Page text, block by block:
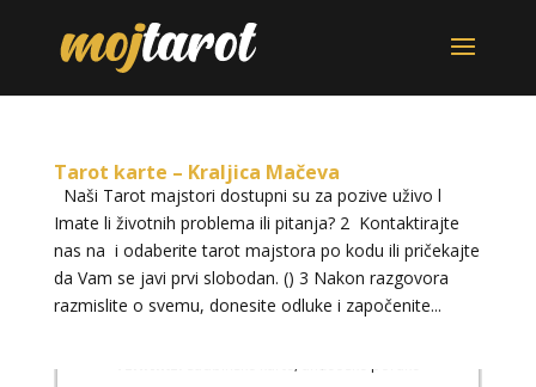
Tarot karte – Kraljica Mačeva
Naši Tarot majstori dostupni su za pozive uživo l
Imate li životnih problema ili pitanja? 2 Kontaktirajte
nas na i odaberite tarot majstora po kodu ili pričekajte
da Vam se javi prvi slobodan. () 3 Nakon razgovora
razmislite o svemu, donesite odluke i započenite...
LUCIJA/ Kod #136
Tarot savjetnik je zauzet